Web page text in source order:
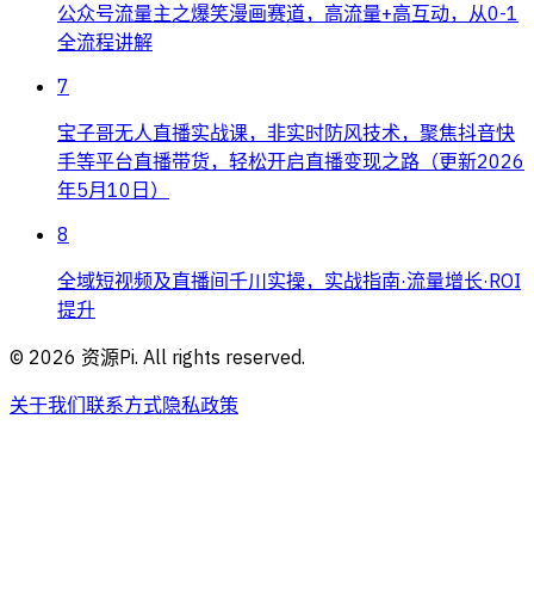
公众号流量主之爆笑漫画赛道，高流量+高互动，从0-1
全流程讲解
7
宝子哥无人直播实战课，非实时防风技术，聚焦抖音快
手等平台直播带货，轻松开启直播变现之路（更新2026
年5月10日）
8
全域短视频及直播间千川实操，实战指南·流量增长·ROI
提升
© 2026 资源Pi. All rights reserved.
关于我们联系方式隐私政策